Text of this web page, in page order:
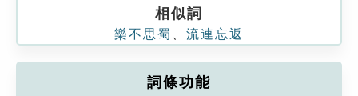
相似詞
樂不思蜀 流連忘返
詞條功能